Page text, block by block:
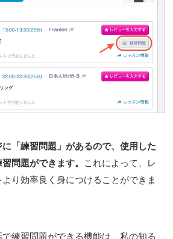
「練習問題」があるので、使用した
問題ができます。 これによって、レ
り効率良く身につけることができま
練習問題ができる機能は、私の知る